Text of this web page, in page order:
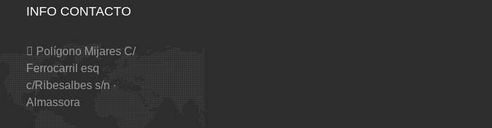
INFO CONTACTO
Polígono Mijares C/
Ferrocarril esq
c/Ribesalbes s/n ·
Almassora